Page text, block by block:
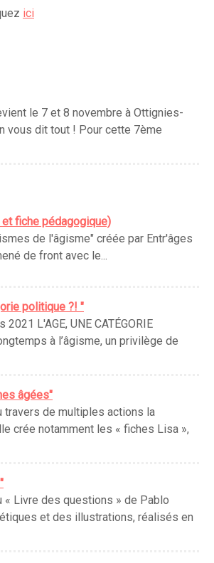
ici
le 7 et 8 novembre à Ottignies-
vous dit tout ! Pour cette 7ème
fiche pédagogique)
de l'âgisme" créée par Entr'âges
de front avec le...
politique ?! "
L'AGE, UNE CATÉGORIE
à l’âgisme, un privilège de
âgées"
travers de multiples actions la
crée notamment les « fiches Lisa »,
Livre des questions » de Pablo
et des illustrations, réalisés en